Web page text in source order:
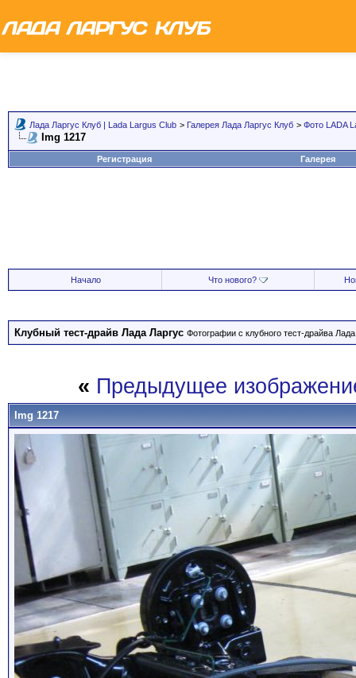
Лада Ларгус Клуб | Lada Largus Club > Галерея Лада Ларгус Клуб > Фото LADA
Img 1217
Регистрация Галерея
Начало Что нового?
Клубный тест-драйв Лада Ларгус Фотографии с клубного тест-драйва
« Предыдущее
Img 1217